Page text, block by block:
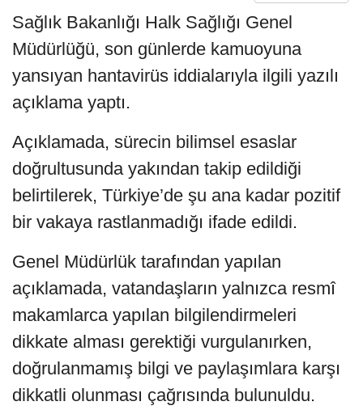
Sağlık Bakanlığı Halk Sağlığı Genel
Müdürlüğü, son günlerde kamuoyuna
yansıyan hantavirüs iddialarıyla ilgili yazılı
açıklama yaptı.
Açıklamada, sürecin bilimsel esaslar
doğrultusunda yakından takip edildiği
belirtilerek, Türkiye’de şu ana kadar pozitif
bir vakaya rastlanmadığı ifade edildi.
Genel Müdürlük tarafından yapılan
açıklamada, vatandaşların yalnızca resmî
makamlarca yapılan bilgilendirmeleri
dikkate alması gerektiği vurgulanırken,
doğrulanmamış bilgi ve paylaşımlara karşı
dikkatli olunması çağrısında bulunuldu.